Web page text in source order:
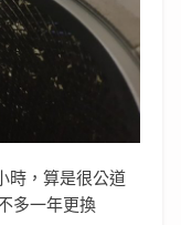
時，算是很公道
多一年更換